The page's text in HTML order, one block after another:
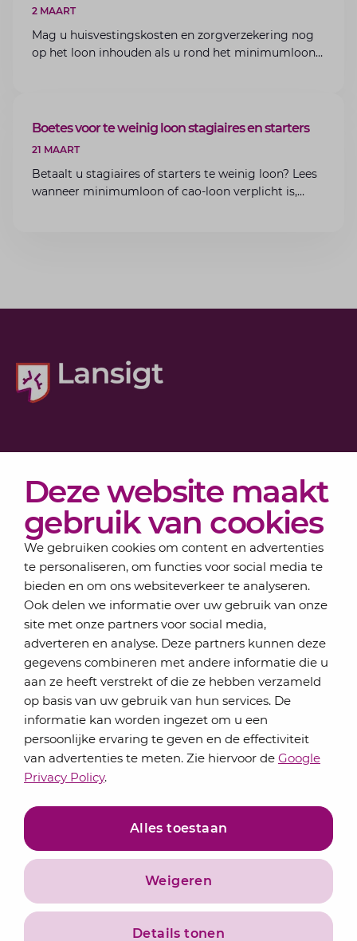
Deze website maakt
gebruik van cookies
We gebruiken cookies om content en advertenties
te personaliseren, om functies voor social media te
bieden en om ons websiteverkeer te analyseren.
Ook delen we informatie over uw gebruik van onze
site met onze partners voor social media,
adverteren en analyse. Deze partners kunnen deze
gegevens combineren met andere informatie die u
aan ze heeft verstrekt of die ze hebben verzameld
op basis van uw gebruik van hun services. De
informatie kan worden ingezet om u een
persoonlijke ervaring te geven en de effectiviteit
van advertenties te meten. Zie hiervoor de Google
Privacy Policy.
Alles toestaan
Weigeren
Details tonen
2 MAART
Mag u huisvestingskosten en zorgverzekering nog
op het loon inhouden als u rond het minimumloon
ARTIKEL
Boetes voor te weinig loon stagiaires en starters
21 MAART
Betaalt u stagiaires of starters te weinig loon? Lees
wanneer minimumloon of cao-loon verplicht is,
Actueel
Over Lansigt
Contact
Schrijf je in voor onze nieuwsbrief
Elke maand bundelen de adviseurs van Lansigt in
de eSigt het nieuws.
Jouw emailadres
Inschrijven
PrivacyverklaringAlgemene voorwaarden